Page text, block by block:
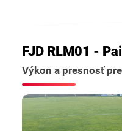
FJD RLM01 -
Výkon a presnosť